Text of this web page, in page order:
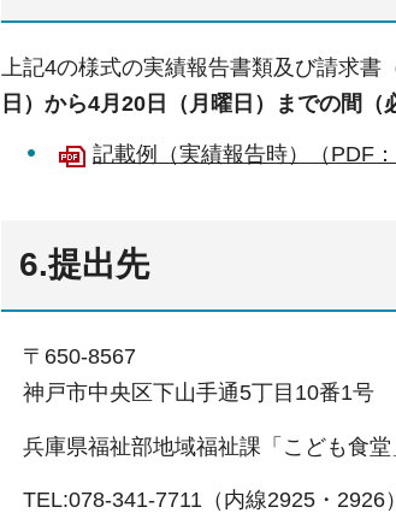
上記4の様式の実績報告書類及び請求書
日）から4月20日（月曜日）までの間（
記載例（実績報告時）（PDF
6.提出先
〒650-8567
神戸市中央区下山手通5丁目10番1号
兵庫県福祉部地域福祉課「こども食堂
TEL:078-341-7711（内線2925・2926）